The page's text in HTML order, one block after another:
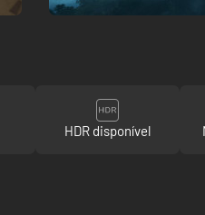
HDR disponível